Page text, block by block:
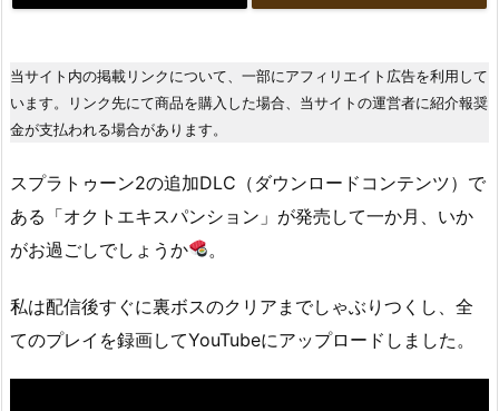
当サイト内の掲載リンクについて、一部にアフィリエイト広告を利用して
います。リンク先にて商品を購入した場合、当サイトの運営者に紹介報奨
金が支払われる場合があります。
スプラトゥーン2の追加DLC（ダウンロードコンテンツ）で
ある「オクトエキスパンション」が発売して一か月、いか
がお過ごしでしょうか
。
私は配信後すぐに裏ボスのクリアまでしゃぶりつくし、全
てのプレイを録画してYouTubeにアップロードしました。